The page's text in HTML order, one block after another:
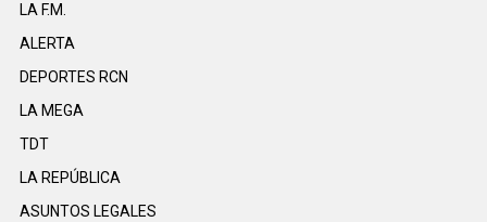
LA F.M.
ALERTA
DEPORTES RCN
LA MEGA
TDT
LA REPÚBLICA
ASUNTOS LEGALES